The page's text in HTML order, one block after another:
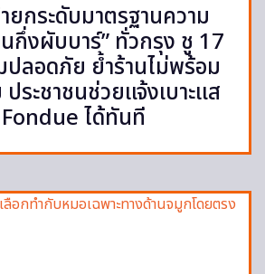
ยกระดับมาตรฐานความ
กึ่งผับบาร์” ทั่วกรุง ชู 17
ปลอดภัย ย้ำร้านไม่พร้อม
ระชาชนช่วยแจ้งเบาะแส
ได้ทันที